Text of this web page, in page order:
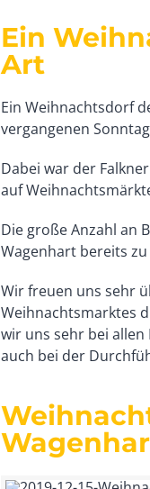
Ein
Art
Ein Weihnachtsdorf
vergangenen
Dabei war der
auf
Die große Anzahl an
Wagenhart bereits
Wir freuen uns sehr
Weihnachtsmarktes
wir uns sehr bei
auch bei der